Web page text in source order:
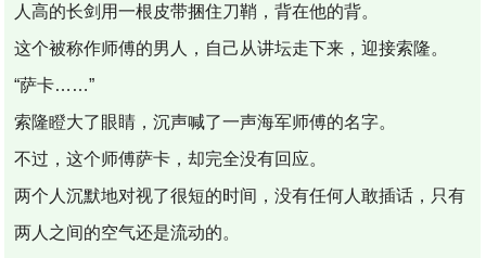
人高的长剑用一根皮带捆住刀鞘，背在他的背。
这个被称作师傅的男人，自己从讲坛走下来，迎接索隆。
“萨卡……”
索隆瞪大了眼睛，沉声喊了一声海军师傅的名字。
不过，这个师傅萨卡，却完全没有回应。
两个人沉默地对视了很短的时间，没有任何人敢插话，只有
两人之间的空气还是流动的。